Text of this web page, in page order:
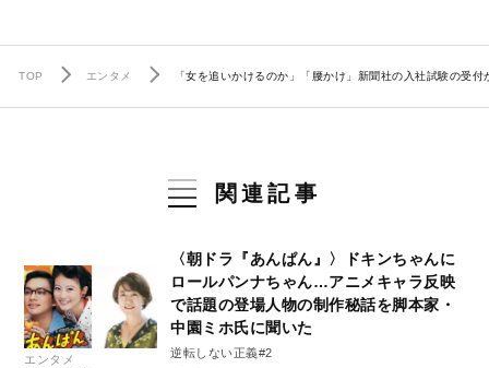
TOP エンタメ 「女を追いかけるのか」「腰かけ」新聞社の入社試験の受
関連記事
エンタメ
〈朝ドラ『あんぱん』〉ドキンちゃんに
ロールパンナちゃん…アニメキャラ反映
で話題の登場人物の制作秘話を脚本家・
中園ミホ氏に聞いた
逆転しない正義#2